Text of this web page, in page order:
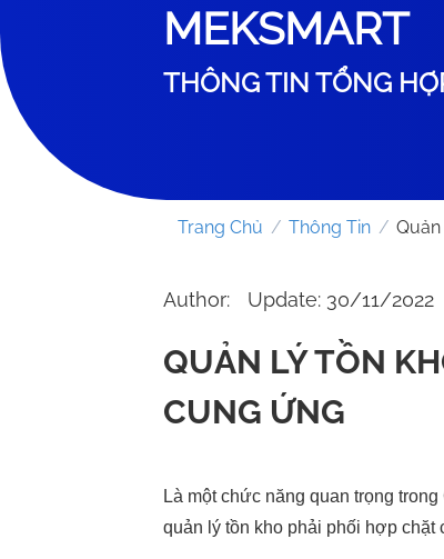
MEKSMART
THÔNG TIN TỔNG
Trang Chủ / Thông Tin /
Author: Update: 30/11/2022
QUẢN LÝ TỒN
CUNG ỨNG
Là một chức năng quan trọng
quản lý tồn kho phải phối hợp chặt